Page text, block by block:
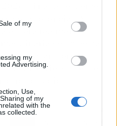
of my
my
Advertising.
Use,
of my
with the
collected.
si nada se tuerce,
de las esencias. Y
espera realmente
del hype ha
estallar. Pero,
el riesgo desde
otros estudios.